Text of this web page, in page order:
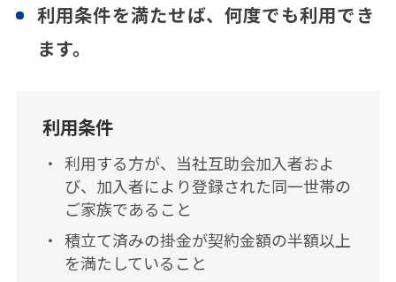
利⽤条件を満たせば、何度でも利⽤でき
ます。
利⽤条件
利⽤する⽅が、当社互助会加⼊者およ
び、加⼊者により登録された同⼀世帯の
ご家族であること
積⽴て済みの掛⾦が契約⾦額の半額以上
を満たしていること